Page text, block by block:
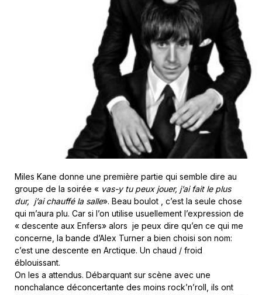
Miles Kane donne une première partie qui semble dire au
groupe de la soirée « vas-y tu peux jouer, j’ai fait le plus
dur, j’ai chauffé la salle». Beau boulot , c’est la seule chose
qui m’aura plu. Car si l’on utilise usuellement l’expression de
« descente aux Enfers» alors je peux dire qu’en ce qui me
concerne, la bande d’Alex Turner a bien choisi son nom:
c’est une descente en Arctique. Un chaud / froid
éblouissant.
On les a attendus. Débarquant sur scène avec une
nonchalance déconcertante des moins rock’n’roll, ils ont